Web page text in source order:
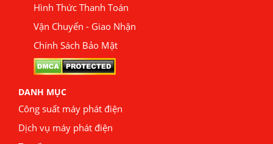
Hình Thức Thanh Toán
Vận Chuyển - Giao Nhận
Chính Sách Bảo Mật
DANH MỤC
Công suất máy phát điện
Dịch vụ máy phát điện